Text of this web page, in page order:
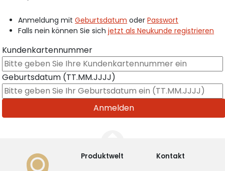
Anmeldung mitGeburtsdatum oderPasswort
Falls nein können Sie sichjetzt als Neukunde registrieren
Kundenkartennummer
Geburtsdatum (TT.MM.JJJJ)
Produktwelt Kontakt